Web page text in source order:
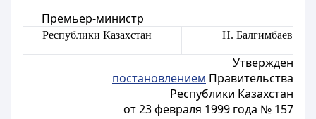
Премьер-министр
Республики Казахстан Н. Балгимбаев
Утвержден
постановлением Правительства
Республики Казахстан
от 23 февраля 1999 года № 157